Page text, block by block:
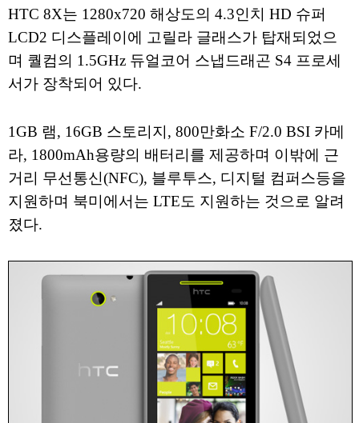
HTC 8X는 1280x720 해상도의 4.3인치 HD 슈퍼
LCD2 디스플레이에 고릴라 글래스가 탑재되었으
며 퀄컴의 1.5GHz 듀얼코어 스냅드래곤 S4 프로세
서가 장착되어 있다.
1GB 램, 16GB 스토리지, 800만화소 F/2.0 BSI 카메
라, 1800mAh용량의 배터리를 제공하며 이밖에 근
거리 무선통신(NFC), 블루투스, 디지털 컴퍼스등을
지원하며 북미에서는 LTE도 지원하는 것으로 알려
졌다.